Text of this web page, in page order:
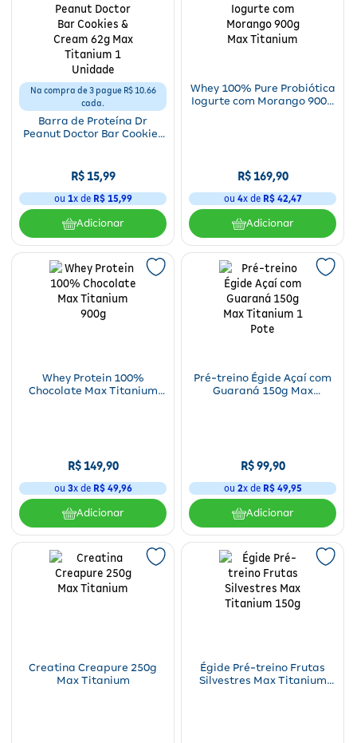
Na compra de 3 pague R$ 10.66
cada.
Barra de Proteína Dr
Peanut Doctor Bar Cookies
R$15,99
ou 1x de R$ 15,99
Adicionar
Whey 100% Pure Probiótica
Iogurte com Morango 900g
R$169,90
ou 4x de R$ 42,47
Adicionar
Whey Protein 100%
Chocolate Max Titanium
R$149,90
ou 3x de R$ 49,96
Adicionar
Pré-treino Égide Açaí com
Guaraná 150g Max
R$99,90
ou 2x de R$ 49,95
Adicionar
Creatina Creapure 250g
Max Titanium
Égide Pré-treino Frutas
Silvestres Max Titanium